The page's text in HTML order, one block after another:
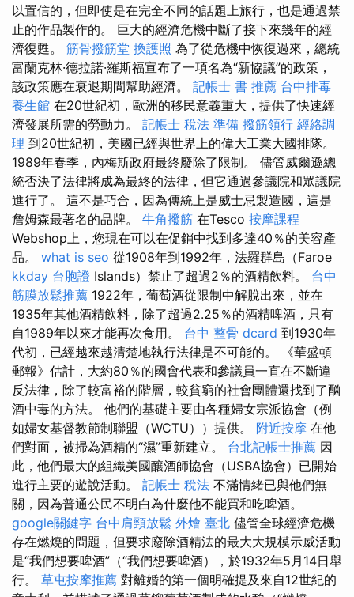
以置信的，但即使是在完全不同的話題上旅行，也是通過禁
止的作品製作的。 巨大的經濟危機中斷了接下來幾年的經
濟復甦。 筋骨撥筋堂 換護照 為了從危機中恢復過來，總統
富蘭克林·德拉諾·羅斯福宣布了一項名為“新協議”的政策，
該政策應在衰退期間幫助經濟。 記帳士 書 推薦 台中排毒
養生館 在20世紀初，歐洲的移民意義重大，提供了快速經
濟發展所需的勞動力。 記帳士 稅法 準備 撥筋領行 經絡調
理 到20世紀初，美國已經與世界上的偉大工業大國排隊。
1989年春季，內梅斯政府最終廢除了限制。 儘管威爾遜總
統否決了法律將成為最終的法律，但它通過參議院和眾議院
進行了。 這不是巧合，因為傳統上是威士忌製造國，這是
詹姆森最著名的品牌。 牛角撥筋 在Tesco 按摩課程
Webshop上，您現在可以在促銷中找到多達40％的美容產
品。 what is seo 從1908年到1992年，法羅群島（Faroe
kkday 台胞證 Islands）禁止了超過2％的酒精飲料。 台中
筋膜放鬆推薦 1922年，葡萄酒從限制中解脫出來，並在
1935年其他酒精飲料，除了超過2.25％的酒精啤酒，只有
自1989年以來才能再次食用。 台中 整骨 dcard 到1930年
代初，已經越來越清楚地執行法律是不可能的。 《華盛頓
郵報》估計，大約80％的國會代表和參議員一直在不斷違
反法律，除了較富裕的階層，較貧窮的社會團體還找到了酗
酒中毒的方法。 他們的基礎主要由各種婦女宗派協會（例
如婦女基督教節制聯盟（WCTU））提供。 附近按摩 在他
們對面，被掃為酒精的“濕”重新建立。 台北記帳士推薦 因
此，他們最大的組織美國釀酒師協會（USBA協會）已開始
進行主要的遊說活動。 記帳士 稅法 不滿情緒已與他們無
關，因為普通公民不明白為什麼他不能買和吃啤酒。
google關鍵字 台中肩頸放鬆 外燴 臺北 儘管全球經濟危機
存在燃燒的問題，但要求廢除酒精法的最大大規模示威活動
是“我們想要啤酒”（“我們想要啤酒），於1932年5月14日舉
行。 草屯按摩推薦 對離婚的第一個明確提及來自12世紀的